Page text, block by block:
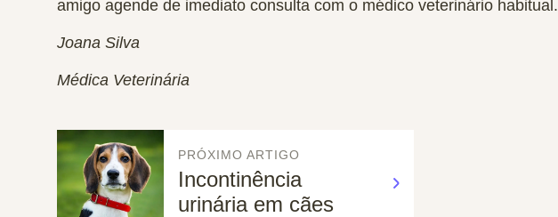
amigo agende de imediato consulta com o médico veterinário habitual.
Joana Silva
Médica Veterinária
PRÓXIMO ARTIGO
Incontinência
urinária em cães